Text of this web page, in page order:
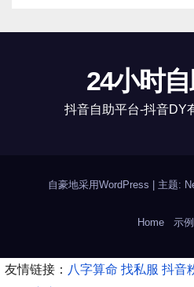
24小时
抖音自助平台-抖音DY
自豪地采用WordPress 主题:
Home 示
友情链接： 八字算命 找私服 抖音